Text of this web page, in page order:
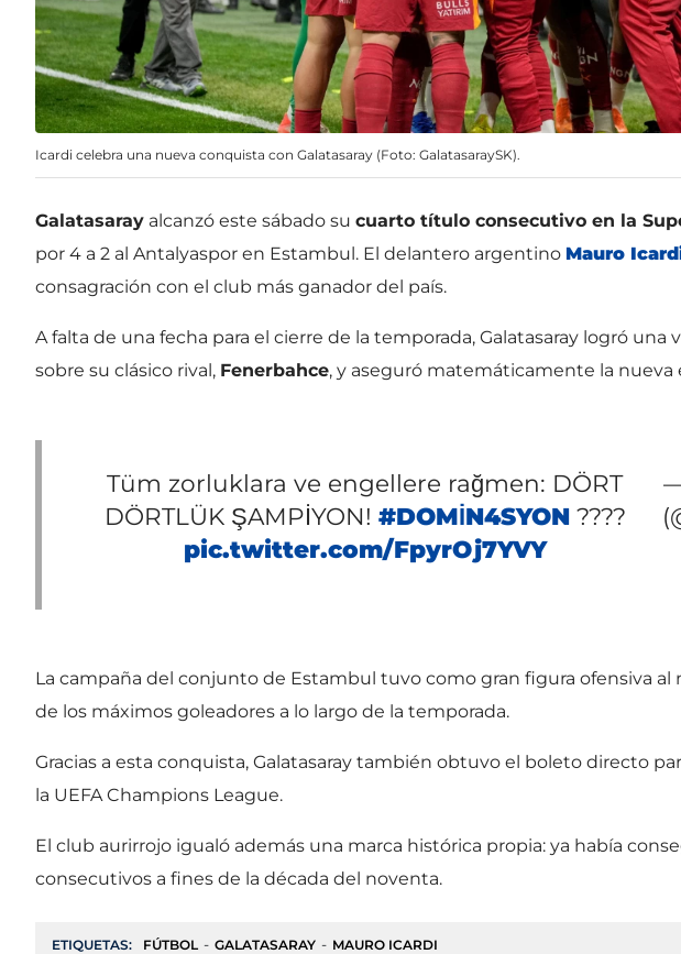
Icardi celebra una nueva conquista con Galatasaray (Foto: GalatasaraySK).
Galatasaray alcanzó este sábado su cuarto título consecutivo en la
por 4 a 2 al Antalyaspor en Estambul. El delantero argentino Mauro
consagración con el club más ganador del país.
A falta de una fecha para el cierre de la temporada, Galatasaray logró
sobre su clásico rival, Fenerbahce, y aseguró matemáticamente la nueva
Tüm zorluklara ve engellere rağmen: DÖRT
DÖRTLÜK ŞAMPİYON! #DOMİN4SYON????
pic.twitter.com/FpyrOj7YVY
La campaña del conjunto de Estambul tuvo como gran figura ofensiva al
de los máximos goleadores a lo largo de la temporada.
Gracias a esta conquista, Galatasaray también obtuvo el boleto directo
la UEFA Champions League.
El club aurirrojo igualó además una marca histórica propia: ya había
consecutivos a fines de la década del noventa.
ETIQUETAS: FÚTBOL GALATASARAY MAURO ICARDI